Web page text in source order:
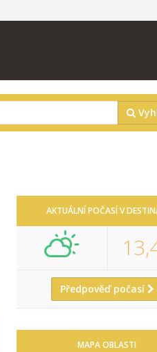
AKTUÁLNÍ POČASÍ V
Předpověď počasí
MAPA OBLASTI